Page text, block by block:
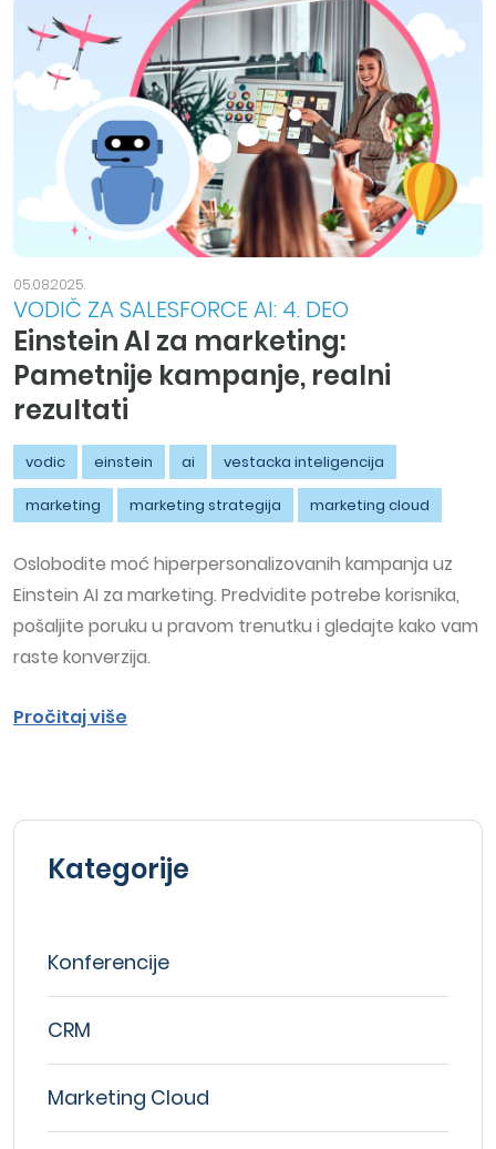
05.08.2025.
VODIČ ZA SALESFORCE AI: 4. DEO
Einstein AI za marketing:
Pametnije kampanje, realni
rezultati
vodic einstein ai vestacka inteligencija
marketing marketing strategija marketing cloud
Oslobodite moć hiperpersonalizovanih kampanja uz
Einstein AI za marketing. Predvidite potrebe korisnika,
pošaljite poruku u pravom trenutku i gledajte kako vam
raste konverzija.
Pročitaj više
Kategorije
Konferencije
CRM
Marketing Cloud